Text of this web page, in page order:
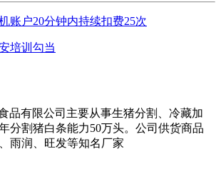
账户20分钟内持续扣费25次
培训勾当
品有限公司主要从事生猪分割、冷藏加
分割猪白条能力50万头。公司供货商品
雨润、旺发等知名厂家